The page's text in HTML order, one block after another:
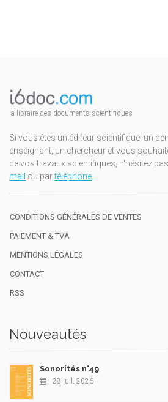
la libraire des documents scientifiques
Si vous êtes un éditeur scientifique, un
enseignant, un chercheur et vous
de vos travaux scientifiques, n'hésitez
mail ou partéléphone.
CONDITIONS GÉNÉRALES DE VENTES
PAIEMENT & TVA
MENTIONS LÉGALES
CONTACT
RSS
Nouveautés
Sonorités n°49
28 juil. 2026